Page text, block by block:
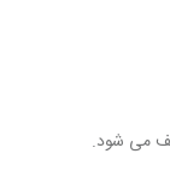
می شود.